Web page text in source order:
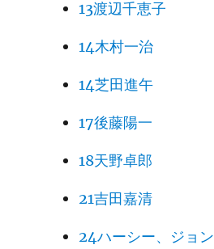
13渡辺千恵子
14木村一治
14芝田進午
17後藤陽一
18天野卓郎
21吉田嘉清
24ハーシー、ジョン